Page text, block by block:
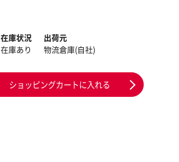
在庫状況
在庫あり
出荷元
物流倉庫(自社)
ショッピングカートに入れる